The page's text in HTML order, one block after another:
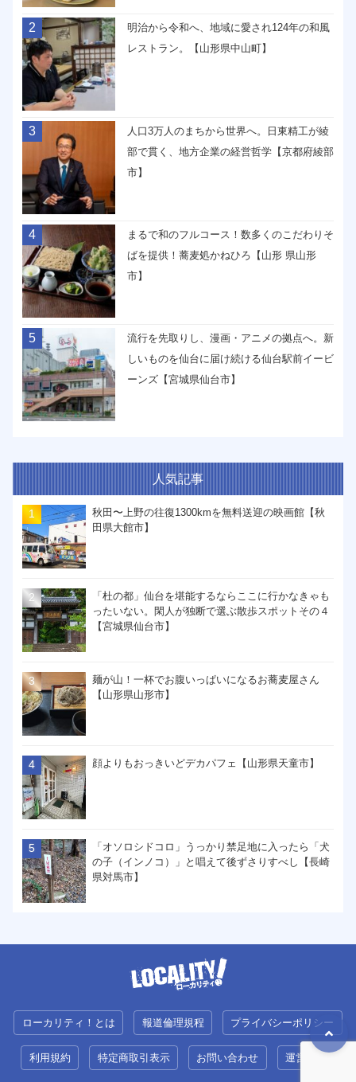
2
明治から令和へ、地域に愛され124年の和風
レストラン。【山形県中山町】
3
人口3万人のまちから世界へ。日東精工が綾
部で貫く、地方企業の経営哲学【京都府綾部
市】
4
まるで和のフルコース！数多くのこだわりそ
ばを提供！蕎麦処かねひろ【山形 県山形
市】
5
流行を先取りし、漫画・アニメの拠点へ。新
しいものを仙台に届け続ける仙台駅前イービ
ーンズ【宮城県仙台市】
人気記事
秋田〜上野の往復1300kmを無料送迎の映画館【秋
田県大館市】
「杜の都」仙台を堪能するならここに行かなきゃも
ったいない。閑人が独断で選ぶ散歩スポットその４
【宮城県仙台市】
麺が山！一杯でお腹いっぱいになるお蕎麦屋さん
【山形県山形市】
顔よりもおっきいどデカパフェ【山形県天童市】
「オソロシドコロ」うっかり禁足地に入ったら「犬
の子（インノコ）」と唱えて後ずさりすべし【長崎
県対馬市】
ローカリティ！とは 報道倫理規程 プライバシーポリシー
利用規約 特定商取引表示 お問い合わせ 運営会社